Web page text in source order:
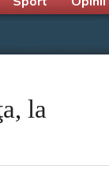
la